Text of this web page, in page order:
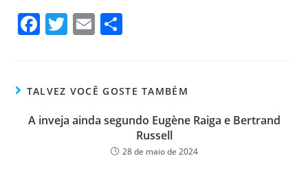
Fa
ok
T
er
E
TALVEZ VOCÊ GOSTE TAMBÉM
A inveja ainda segundo Eugène Raiga e Bertrand
Russell
28 de maio de 2024